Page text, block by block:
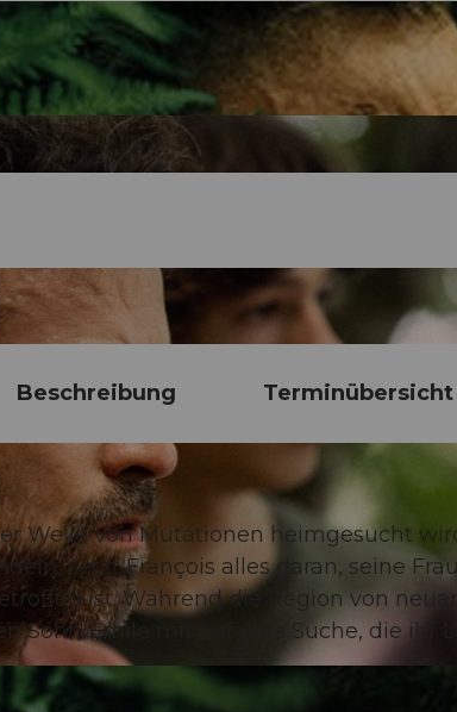
Beschreibung Terminübersicht
Welle von Mutationen heimgesucht
setzt François alles daran, seine
ist. Während die Region von
Sohn Emile mit auf eine Suche, die ihr